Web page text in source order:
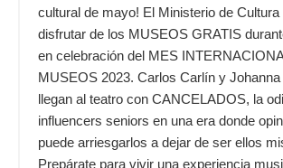
cultural de mayo! El Ministerio de Cultura
disfrutar de los MUSEOS GRATIS
en celebración del MES
MUSEOS 2023. Carlos Carlín y
llegan al teatro con CANCELADOS, la
influencers seniors en una era donde
puede arriesgarlos a dejar de ser ellos
Prepárate para vivir una experiencia